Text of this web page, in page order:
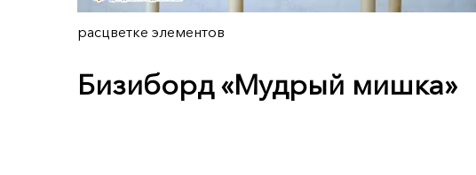
расцветке элементов
Бизиборд «Мудрый мишка»